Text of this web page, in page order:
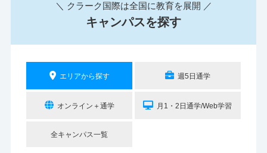
＼ クラーク国際は全国に教育を展開 ／
キャンパスを探す
エリアから探す 週5日通学
オンライン＋通学 月1・2日通学/Web学習
全キャンパス一覧